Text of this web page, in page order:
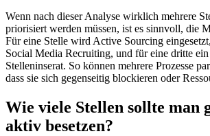
Wenn nach dieser Analyse wirklich mehrere
priorisiert werden müssen, ist es sinnvoll, die
Für eine Stelle wird Active Sourcing
Social Media Recruiting, und für eine dritte ein
Stelleninserat. So können mehrere Prozesse
dass sie sich gegenseitig blockieren oder
Wie viele Stellen sollte man
aktiv besetzen?